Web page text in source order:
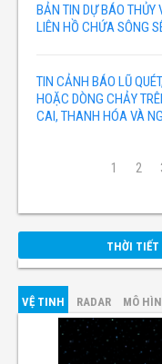
BẢN TIN DỰ BÁO THỦY
LIÊN HỒ CHỨA SÔNG
TIN CẢNH BÁO LŨ
HOẶC DÒNG CHẢY
CAI, THANH HÓA VÀ
1 2
THỜI
VỆ TINH RADAR MÔ